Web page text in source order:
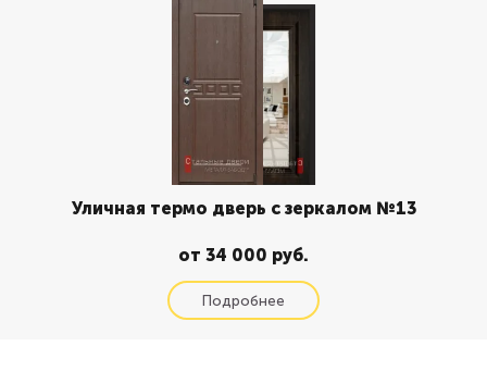
Уличная термо дверь с зеркалом №13
от 34 000 руб.